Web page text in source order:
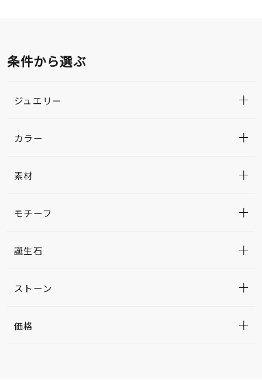
条件から選ぶ
ジュエリー
カラー
素材
モチーフ
誕生石
ストーン
価格